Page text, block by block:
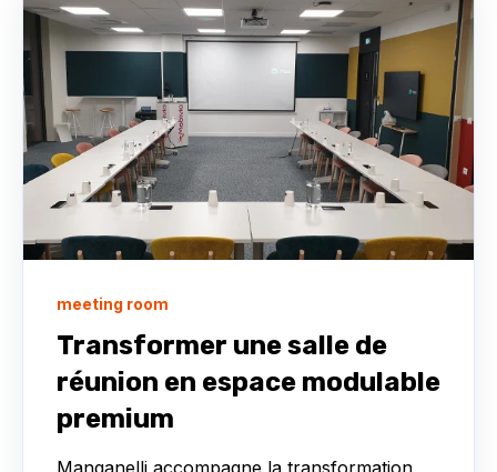
meeting room
Transformer une salle de
réunion en espace modulable
premium